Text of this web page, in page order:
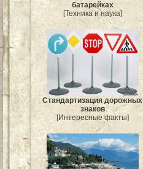
батарейках
[Техника и наука]
Стандартизация дорожных
знаков
[Интересные факты]